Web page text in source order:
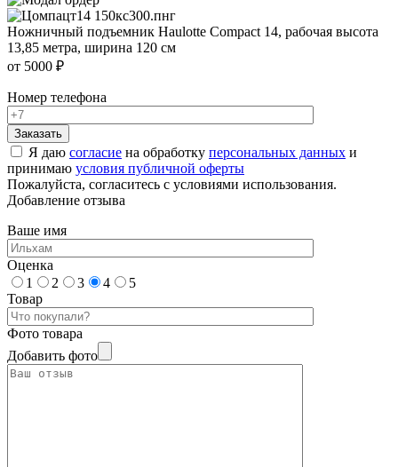
Ножничный подъемник Haulotte Compact 14, рабочая высота
13,85 метра, ширина 120 см
от 5000 ₽
Номер телефона
Я даю согласие на обработку персональных данных и
принимаю условия публичной оферты
Пожалуйста, согласитесь с условиями использования.
Добавление отзыва
Ваше имя
Оценка
1
2 3 4
5
Товар
Фото товара
Добавить фото